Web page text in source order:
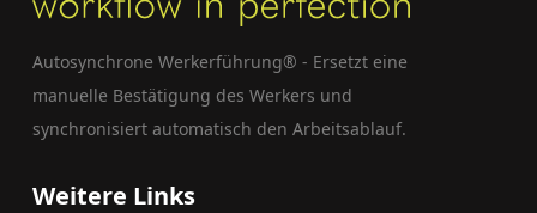
Autosynchrone Werkerführung® - Ersetzt eine
manuelle Bestätigung des Werkers und
synchronisiert automatisch den Arbeitsablauf.
Weitere Links